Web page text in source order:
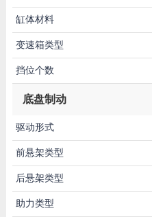
缸体材料
变速箱类型
挡位个数
底盘制动
驱动形式
前悬架类型
后悬架类型
助力类型